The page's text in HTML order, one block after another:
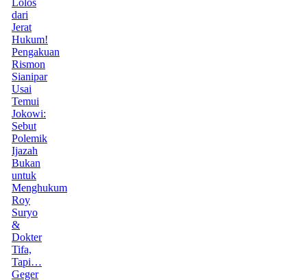
dari
Jerat
Hukum!
Pengakuan
Rismon
Sianipar
Usai
Temui
Jokowi:
Sebut
Polemik
Ijazah
Bukan
untuk
Menghukum
Roy
Suryo
&
Dokter
Tifa,
Tapi…
Geger